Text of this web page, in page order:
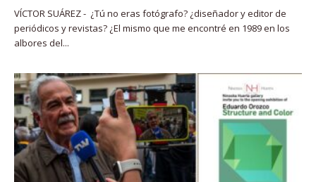
VÍCTOR SUÁREZ - ¿Tú no eras fotógrafo? ¿diseñador y editor de
periódicos y revistas? ¿El mismo que me encontré en 1989 en los
albores del...